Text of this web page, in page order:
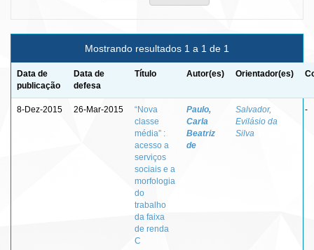
Mostrando resultados 1 a 1 de 1
Data de
publicação
Data de
defesa
Título Autor(es) Orientador(es)
8-Dez-2015 26-Mar-2015
“Nova
classe
média” :
acesso a
serviços
sociais e a
morfologia
do
trabalho
da faixa
de renda
C
Paulo,
Carla
Beatriz
de
Salvador,
Evilásio da
Silva
-